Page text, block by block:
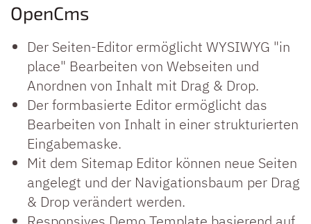
OpenCms
Der Seiten-Editor ermöglicht WYSIWYG "in
place" Bearbeiten von Webseiten und
Anordnen von Inhalt mit Drag & Drop.
Der formbasierte Editor ermöglicht das
Bearbeiten von Inhalt in einer strukturierten
Eingabemaske.
Mit dem Sitemap Editor können neue Seiten
angelegt und der Navigationsbaum per Drag
& Drop verändert werden.